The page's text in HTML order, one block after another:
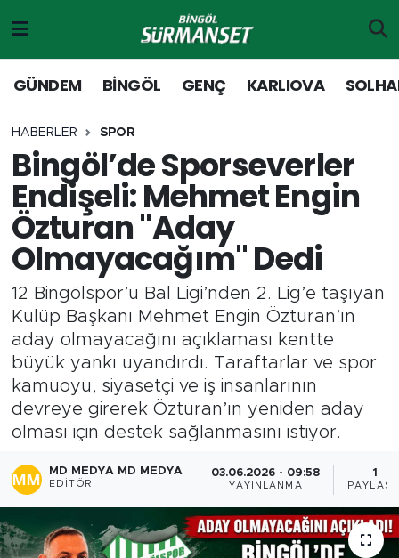
GÜNDEM BİNGÖL GENÇ KARLIOVA
HABERLER SPOR
Bingöl’de Sporseverler
Endişeli: Mehmet Engin
Özturan "Aday
Olmayacağım" Dedi
12 Bingölspor’u Bal Ligi’nden 2. Lig’e taşıyan
Kulüp Başkanı Mehmet Engin Özturan’ın
aday olmayacağını açıklaması kentte
büyük yankı uyandırdı. Taraftarlar ve spor
kamuoyu, siyasetçi ve iş insanlarının
devreye girerek Özturan’ın yeniden aday
olması için destek sağlanmasını istiyor.
MD MEDYA MD MEDYA
EDITÖR
03.06.2026 - 09:58
YAYINLANMA
1
Genç
Solhan
Karlıova
Adaklı-Kiğı
Yayladere-Yedisu
MD Prestij Dergisi
Siyaset
Spor
Yaşam
Sağlık
Merkez Hava Durumu
Merkez Trafik Yoğunluk Haritası
Süper Lig Puan Durumu ve Fikstür
Tüm Manşetler
Son Dakika Haberleri
Haber Arşivi